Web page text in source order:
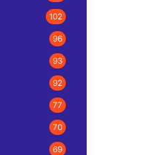
102
96
93
92
77
70
69